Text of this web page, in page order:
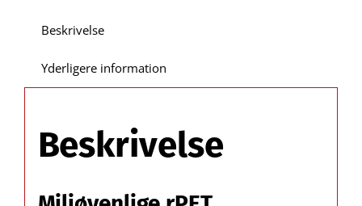
A:
250
Udvendig
mål
Beskrivelse
Yderligere information
Beskrivelse